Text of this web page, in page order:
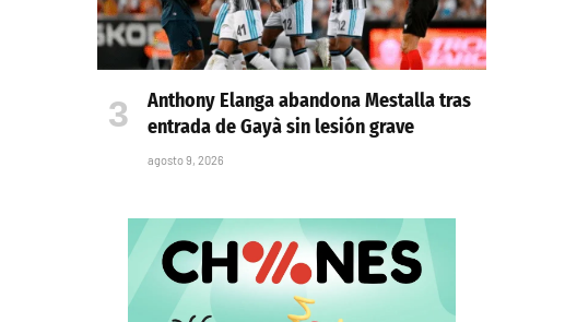
Anthony Elanga abandona Mestalla tras
entrada de Gayà sin lesión grave
agosto 9, 2026